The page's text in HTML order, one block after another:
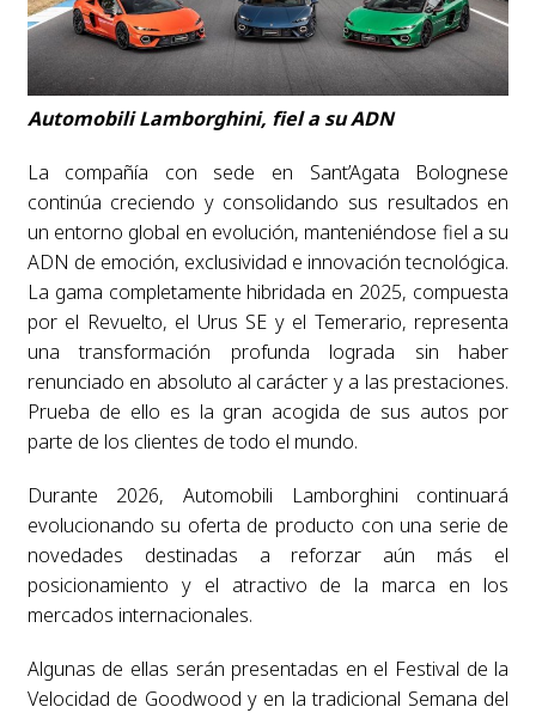
Automobili Lamborghini, fiel a su ADN
La compañía con sede en Sant’Agata Bolognese
continúa creciendo y consolidando sus resultados en
un entorno global en evolución, manteniéndose fiel a su
ADN de emoción, exclusividad e innovación tecnológica.
La gama completamente hibridada en 2025, compuesta
por el Revuelto, el Urus SE y el Temerario, representa
una transformación profunda lograda sin haber
renunciado en absoluto al carácter y a las prestaciones.
Prueba de ello es la gran acogida de sus autos por
parte de los clientes de todo el mundo.
Durante 2026, Automobili Lamborghini continuará
evolucionando su oferta de producto con una serie de
novedades destinadas a reforzar aún más el
posicionamiento y el atractivo de la marca en los
mercados internacionales.
Algunas de ellas serán presentadas en el Festival de la
Velocidad de Goodwood y en la tradicional Semana del